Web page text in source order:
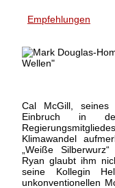
Empfehlungen
Cal McGill, seines
Einbruch in
Klimawandel
„Weiße
Ryan glaubt ihm
seine Kollegin
unkonventionellen